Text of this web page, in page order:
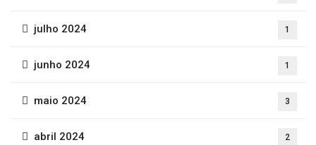
julho 2024 1
junho 2024 1
maio 2024 3
abril 2024 2